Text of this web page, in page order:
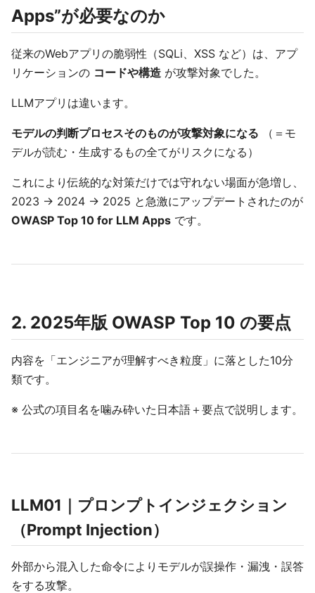
Apps”が必要なのか
従来のWebアプリの脆弱性（SQLi、XSS など）は、アプ
リケーションの コードや構造 が攻撃対象でした。
LLMアプリは違います。
モデルの判断プロセスそのものが攻撃対象になる （＝モ
デルが読む・生成するもの全てがリスクになる）
これにより伝統的な対策だけでは守れない場面が急増し、
2023 → 2024 → 2025 と急激にアップデートされたのが
OWASP Top 10 for LLM Apps です。
2. 2025年版 OWASP Top 10 の要点
内容を「エンジニアが理解すべき粒度」に落とした10分
類です。
※ 公式の項目名を噛み砕いた日本語＋要点で説明します。
LLM01｜プロンプトインジェクション
（Prompt Injection）
外部から混入した命令によりモデルが誤操作・漏洩・誤答
をする攻撃。